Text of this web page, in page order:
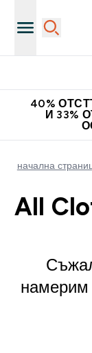
40%
И 33%
начална
All
намерим